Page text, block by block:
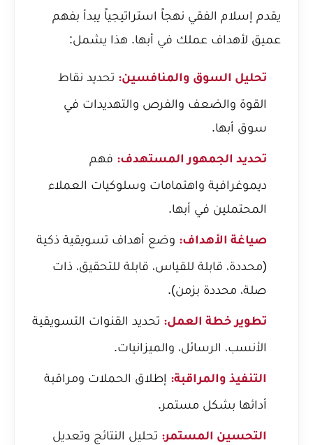
يقدم إسلام الفقي نهجاً استراتيجياً يبدأ بفهم
عميق لأهداف عملك في أبها. هذا يشمل:
تحليل السوق والمنافسين: تحديد نقاط
القوة والضعف والفرص والتهديدات في
سوق أبها.
تحديد الجمهور المستهدف: فهم
ديموغرافية واهتمامات وسلوكيات العملاء
المحتملين في أبها.
صياغة الأهداف: وضع أهداف تسويقية ذكية
(محددة، قابلة للقياس، قابلة للتحقيق، ذات
صلة، محددة بزمن).
تطوير خطة العمل: تحديد القنوات التسويقية
الأنسب، الرسائل، والميزانيات.
التنفيذ والمراقبة: إطلاق الحملات ومراقبة
أدائها بشكل مستمر.
التحسين المستمر: تحليل النتائج وتعديل